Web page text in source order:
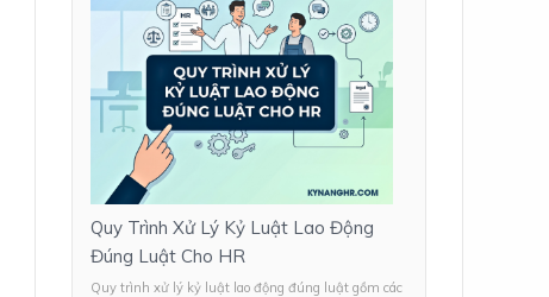
Quy Trình Xử Lý Kỷ Luật Lao Động
Đúng Luật Cho HR
Quy trình xử lý kỷ luật lao động đúng luật gồm các